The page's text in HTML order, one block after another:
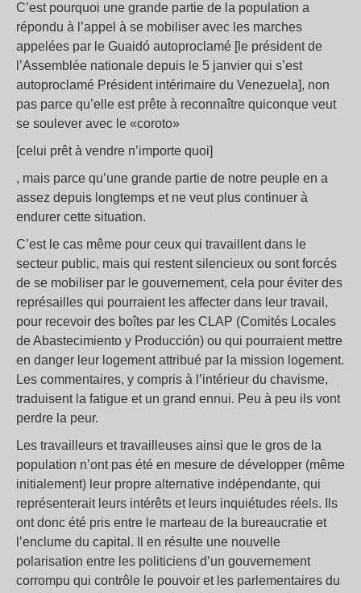
C’est pourquoi une grande partie de la population a
répondu à l’appel à se mobiliser avec les marches
appelées par le Guaidó autoproclamé [le président de
l’Assemblée nationale depuis le 5 janvier qui s’est
autoproclamé Président intérimaire du Venezuela], non
pas parce qu’elle est prête à reconnaître quiconque veut
se soulever avec le «coroto»
[celui prêt à vendre n’importe quoi]
, mais parce qu’une grande partie de notre peuple en a
assez depuis longtemps et ne veut plus continuer à
endurer cette situation.
C’est le cas même pour ceux qui travaillent dans le
secteur public, mais qui restent silencieux ou sont forcés
de se mobiliser par le gouvernement, cela pour éviter des
représailles qui pourraient les affecter dans leur travail,
pour recevoir des boîtes par les CLAP (Comités Locales
de Abastecimiento y Producción) ou qui pourraient mettre
en danger leur logement attribué par la mission logement.
Les commentaires, y compris à l’intérieur du chavisme,
traduisent la fatigue et un grand ennui. Peu à peu ils vont
perdre la peur.
Les travailleurs et travailleuses ainsi que le gros de la
population n’ont pas été en mesure de développer (même
initialement) leur propre alternative indépendante, qui
représenterait leurs intérêts et leurs inquiétudes réels. Ils
ont donc été pris entre le marteau de la bureaucratie et
l’enclume du capital. Il en résulte une nouvelle
polarisation entre les politiciens d’un gouvernement
corrompu qui contrôle le pouvoir et les parlementaires du